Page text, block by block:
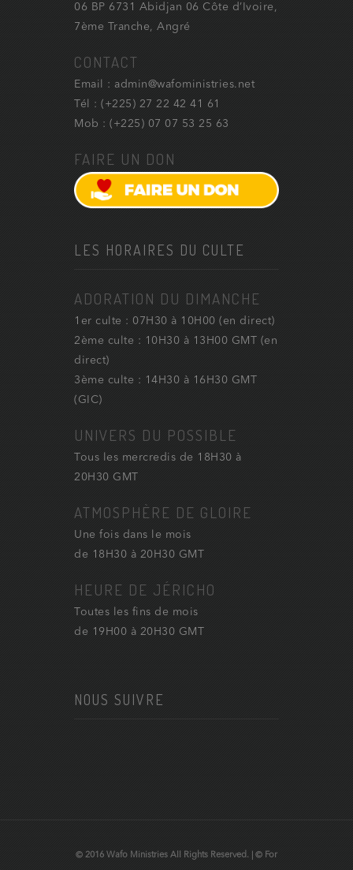
06 BP 6731 Abidjan 06 Côte d’Ivoire,
7ème Tranche, Angré
CONTACT
Email : admin@wafoministries.net
Tél : (+225) 27 22 42 41 61
Mob : (+225) 07 07 53 25 63
FAIRE UN DON
LES HORAIRES DU CULTE
ADORATION DU DIMANCHE
1er culte : 07H30 à 10H00 (en direct)
2ème culte : 10H30 à 13H00 GMT (en
direct)
3ème culte : 14H30 à 16H30 GMT
(GIC)
UNIVERS DU POSSIBLE
Tous les mercredis de 18H30 à
20H30 GMT
ATMOSPHÈRE DE GLOIRE
Une fois dans le mois
de 18H30 à 20H30 GMT
HEURE DE JÉRICHO
Toutes les fins de mois
de 19H00 à 20H30 GMT
NOUS SUIVRE
© 2016 Wafo Ministries All Rights Reserved. | © For